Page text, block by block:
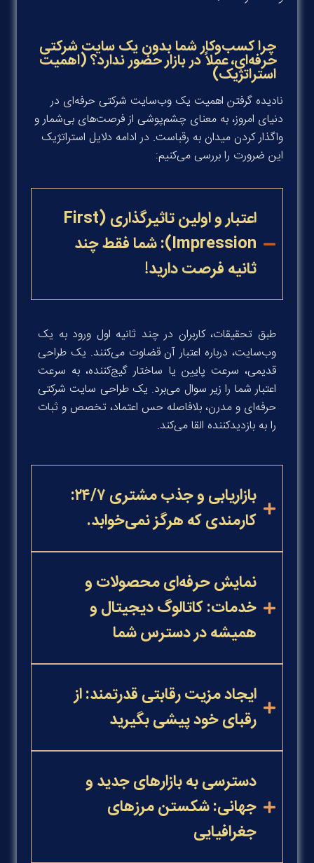
چرا کسب‌وکار شما بدون یک سایت شرکتی
حرفه‌ای، عملاً در بازار حضور ندارد؟ (اهمیت
استراتژیک)
نادیده گرفتن اهمیت یک وب‌سایت شرکتی حرفه‌ای در
دنیای امروز، به معنای چشم‌پوشی از فرصت‌های بی‌شمار و
واگذار کردن میدان به رقباست. در ادامه دلایل استراتژیک
این ضرورت را بررسی می‌کنیم:
اعتبار و اولین تاثیرگذاری (First
Impression): شما فقط چند
ثانیه فرصت دارید!
طبق تحقیقات، کاربران در چند ثانیه اول ورود به یک
وب‌سایت، درباره اعتبار آن قضاوت می‌کنند. یک طراحی
قدیمی، سرعت پایین یا ساختار گیج‌کننده، به سرعت
اعتبار شما را زیر سوال می‌برد. یک طراحی سایت شرکتی
حرفه‌ای و مدرن، بلافاصله حس اعتماد، تخصص و ثبات
را به بازدیدکننده القا می‌کند.
بازاریابی و جذب مشتری ۲۴/۷:
کارمندی که هرگز نمی‌خوابد.
نمایش حرفه‌ای محصولات و
خدمات: کاتالوگ دیجیتال و
همیشه در دسترس شما
ایجاد مزیت رقابتی قدرتمند: از
رقبای خود پیشی بگیرید
دسترسی به بازارهای جدید و
جهانی: شکستن مرزهای
جغرافیایی